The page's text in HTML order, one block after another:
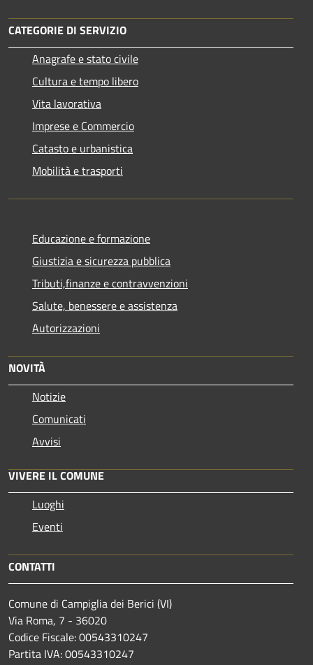
CATEGORIE DI SERVIZIO
Anagrafe e stato civile
Cultura e tempo libero
Vita lavorativa
Imprese e Commercio
Catasto e urbanistica
Mobilità e trasporti
Educazione e formazione
Giustizia e sicurezza pubblica
Tributi,finanze e contravvenzioni
Salute, benessere e assistenza
Autorizzazioni
NOVITÀ
Notizie
Comunicati
Avvisi
VIVERE IL COMUNE
Luoghi
Eventi
CONTATTI
Comune di Campiglia dei Berici (VI)
Via Roma, 7 - 36020
Codice Fiscale: 00543310247
Partita IVA: 00543310247